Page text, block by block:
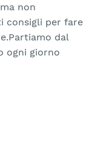
non
consigli per fare
dal
ogni giorno